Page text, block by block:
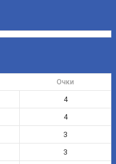
Очки
4
4
3
3